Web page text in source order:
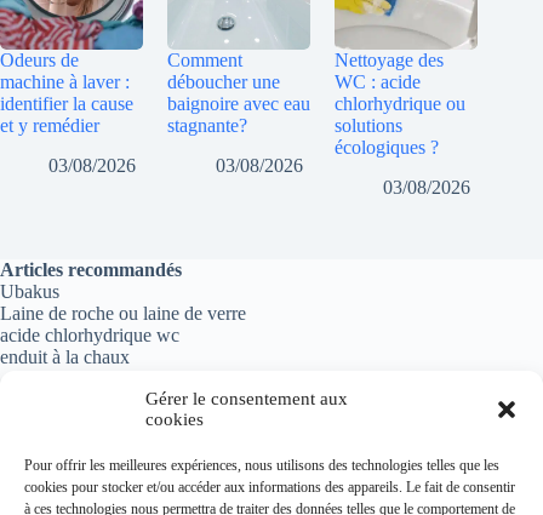
Gérer le consentement aux
cookies
Pour offrir les meilleures expériences, nous utilisons des technologies telles que les
cookies pour stocker et/ou accéder aux informations des appareils. Le fait de consentir
à ces technologies nous permettra de traiter des données telles que le comportement de
Odeurs de
machine à laver :
identifier la cause
et y remédier
03/08/2026
Comment
déboucher une
baignoire avec eau
stagnante?
03/08/2026
Nettoyage des
WC : acide
chlorhydrique ou
solutions
écologiques ?
03/08/2026
Articles recommandés
Ubakus
Laine de roche ou laine de verre
acide chlorhydrique wc
enduit à la chaux
Politique de confidentialité